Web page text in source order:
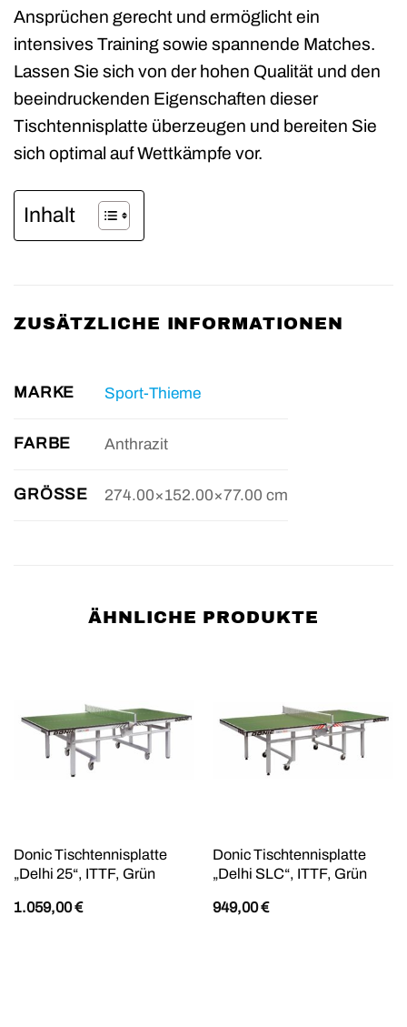
Ansprüchen gerecht und ermöglicht ein
intensives Training sowie spannende Matches.
Lassen Sie sich von der hohen Qualität und den
beeindruckenden Eigenschaften dieser
Tischtennisplatte überzeugen und bereiten Sie
sich optimal auf Wettkämpfe vor.
Inhalt
ZUSÄTZLICHE INFORMATIONEN
MARKE Sport-Thieme
FARBE Anthrazit
GRÖSSE 274.00×152.00×77.00 cm
ÄHNLICHE PRODUKTE
Donic Tischtennisplatte
„Delhi 25“, ITTF, Grün
1.059,00€
Donic Tischtennisplatte
„Delhi SLC“, ITTF, Grün
949,00€